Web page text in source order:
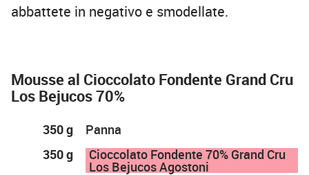
abbattete in negativo e smodellate.
Mousse al Cioccolato Fondente Grand Cru
Los Bejucos 70%
350 g
Panna
350 g
Cioccolato Fondente 70% Grand Cru
Los Bejucos Agostoni